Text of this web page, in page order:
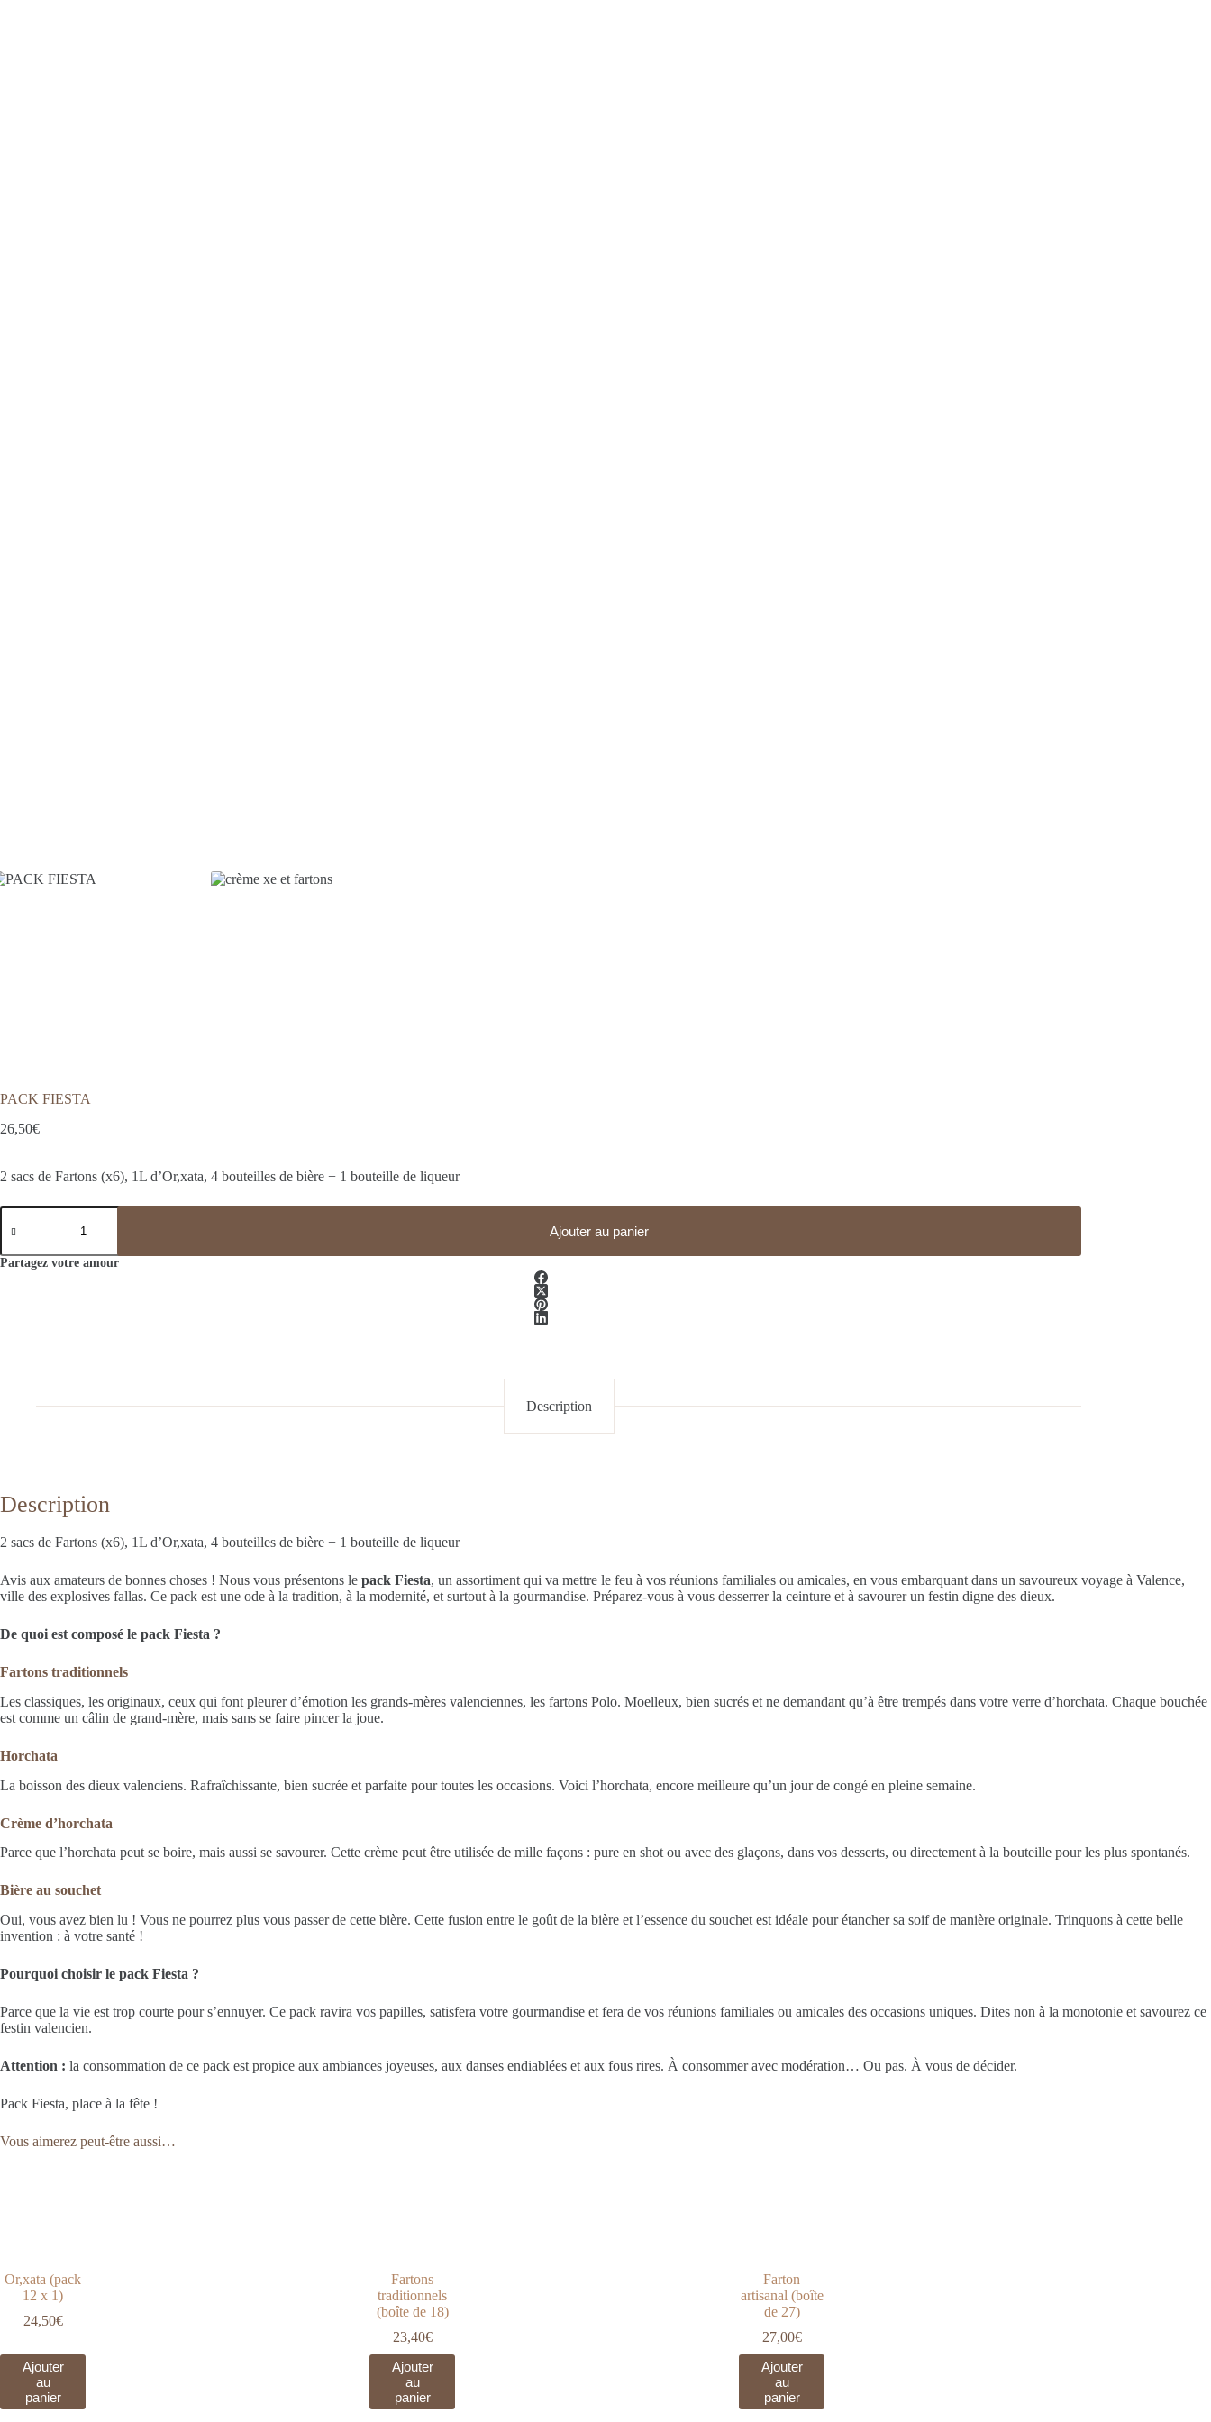
PACK FIESTA
26,50€
2 sacs de Fartons (x6), 1L d’Or,xata, 4 bouteilles de bière + 1 bouteille de liqueur
quantité
de
FIESTA
Ajouter au panier
Partagez votre amour
Description
Description
2 sacs de Fartons (x6), 1L d’Or,xata, 4 bouteilles de bière + 1 bouteille de liqueur
Avis aux amateurs de bonnes choses ! Nous vous présentons le pack Fiesta, un assortiment qui va mettre le feu à vos réunions familiales ou amicales, en vous embarquant dans un savoureux voyage à Valence,
ville des explosives fallas. Ce pack est une ode à la tradition, à la modernité, et surtout à la gourmandise. Préparez-vous à vous desserrer la ceinture et à savourer un festin digne des dieux.
De quoi est composé le pack Fiesta ?
Fartons traditionnels
Les classiques, les originaux, ceux qui font pleurer d’émotion les grands-mères valenciennes, les fartons Polo. Moelleux, bien sucrés et ne demandant qu’à être trempés dans votre verre d’horchata. Chaque bouchée
est comme un câlin de grand-mère, mais sans se faire pincer la joue.
Horchata
La boisson des dieux valenciens. Rafraîchissante, bien sucrée et parfaite pour toutes les occasions. Voici l’horchata, encore meilleure qu’un jour de congé en pleine semaine.
Crème d’horchata
Parce que l’horchata peut se boire, mais aussi se savourer. Cette crème peut être utilisée de mille façons : pure en shot ou avec des glaçons, dans vos desserts, ou directement à la bouteille pour les plus spontanés.
Bière au souchet
Oui, vous avez bien lu ! Vous ne pourrez plus vous passer de cette bière. Cette fusion entre le goût de la bière et l’essence du souchet est idéale pour étancher sa soif de manière originale. Trinquons à cette belle
invention : à votre santé !
Pourquoi choisir le pack Fiesta ?
Parce que la vie est trop courte pour s’ennuyer. Ce pack ravira vos papilles, satisfera votre gourmandise et fera de vos réunions familiales ou amicales des occasions uniques. Dites non à la monotonie et savourez ce
festin valencien.
Attention : la consommation de ce pack est propice aux ambiances joyeuses, aux danses endiablées et aux fous rires. À consommer avec modération… Ou pas. À vous de décider.
Pack Fiesta, place à la fête !
Vous aimerez peut-être aussi…
Or,xata (pack
12 x 1)
24,50€
Ajouter
au
panier
Fartons
traditionnels
(boîte de 18)
23,40€
Ajouter
au
panier
Farton
artisanal (boîte
de 27)
27,00€
Ajouter
au
panier